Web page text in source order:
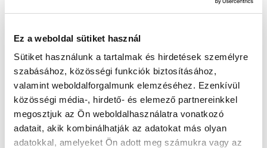
Ez a weboldal sütiket használ
Sütiket használunk a tartalmak és hirdetések személyre
szabásához, közösségi funkciók biztosításához,
valamint weboldalforgalmunk elemzéséhez. Ezenkívül
közösségi média-, hirdető- és elemező partnereinkkel
megosztjuk az Ön weboldalhasználatra vonatkozó
adatait, akik kombinálhatják az adatokat más olyan
adatokkal, amelyeket Ön adott meg számukra vagy az
Augusztus 11. (Kedd)📦
Készleten:RAKTÁRON
79 990 Ft 64 490 Ft
Az elmúlt 30 nap legjobb ára: 64 490 Ft